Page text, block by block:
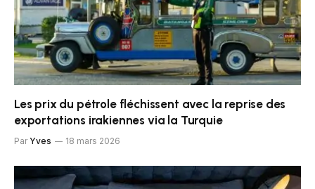
Les prix du pétrole fléchissent avec la reprise des
exportations irakiennes via la Turquie
Par Yves 18 mars 2026